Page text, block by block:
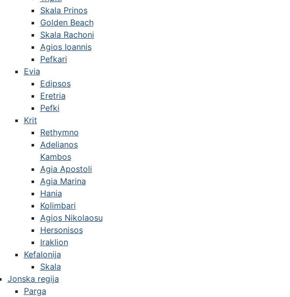
Skala Prinos
Golden Beach
Skala Rachoni
Agios Ioannis
Pefkari
Evia
Edipsos
Eretria
Pefki
Krit
Rethymno
Adelianos
Kambos
Agia Apostoli
Agia Marina
Hania
Kolimbari
Agios Nikolaosu
Hersonisos
Iraklion
Kefalonija
Skala
Jonska regija
Parga